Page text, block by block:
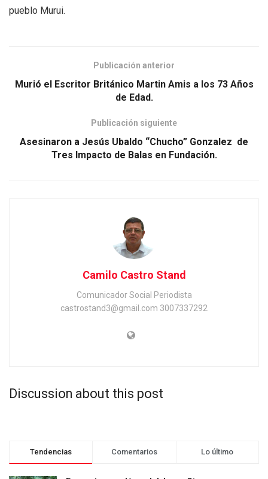
pueblo Murui.
Publicación anterior
Murió el Escritor Británico Martin Amis a los 73 Años
de Edad.
Publicación siguiente
Asesinaron a Jesús Ubaldo “Chucho” Gonzalez de
Tres Impacto de Balas en Fundación.
Camilo Castro Stand
Comunicador Social Periodista
castrostand3@gmail.com 3007337292
Discussion about this post
Tendencias Comentarios Lo último